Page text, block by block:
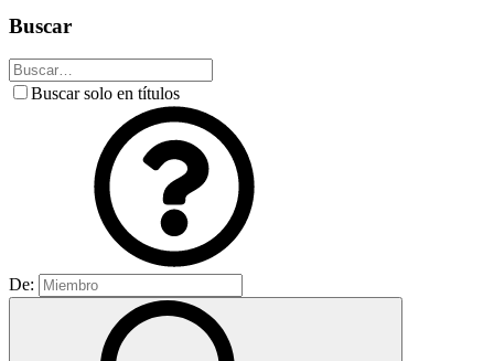
Buscar
Buscar solo en títulos
De: